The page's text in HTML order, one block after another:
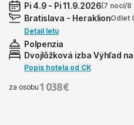
Pi 4.9 - Pi 11.9.2026(7 nocí/8
Bratislava - HeraklionOdlet
Detail letu
Polpenzia
Dvojlôžková izba Výhľad
Popis hotela od CK
za osobu 1 038 €